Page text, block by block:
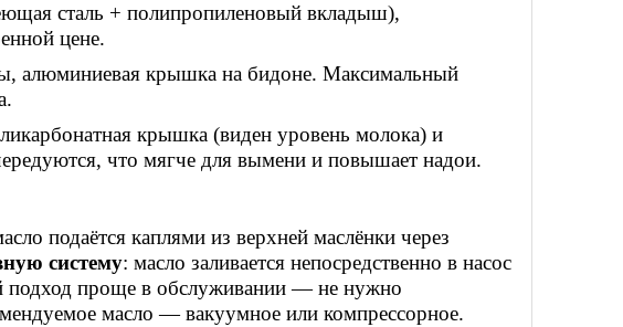
сталь + полипропиленовый вкладыш),
цене.
алюминиевая крышка на бидоне. Максимальный
крышка (виден уровень молока) и
что мягче для вымени и повышает надои.
подаётся каплями из верхней маслёнки через
систему: масло заливается непосредственно в насос
подход проще в обслуживании — не нужно
масло — вакуумное или компрессорное.